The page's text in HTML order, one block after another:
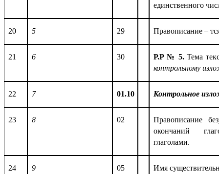
единственного
20 5 29 Правописание –
21 6 30 Р.Р № 5.Тема
контрольному
22 7 01.10 Контрольное
23 8 02
Правописание
окончаний
глаголами.
24 9 05 Имя